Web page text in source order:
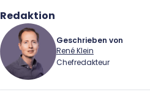
Redaktion
Geschrieben von
René Klein
Chefredakteur